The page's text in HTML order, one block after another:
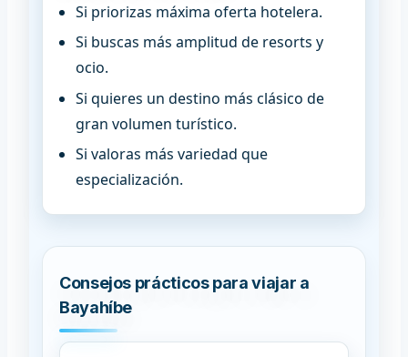
Si priorizas máxima oferta hotelera.
Si buscas más amplitud de resorts y
ocio.
Si quieres un destino más clásico de
gran volumen turístico.
Si valoras más variedad que
especialización.
Consejos prácticos para viajar a
Bayahíbe